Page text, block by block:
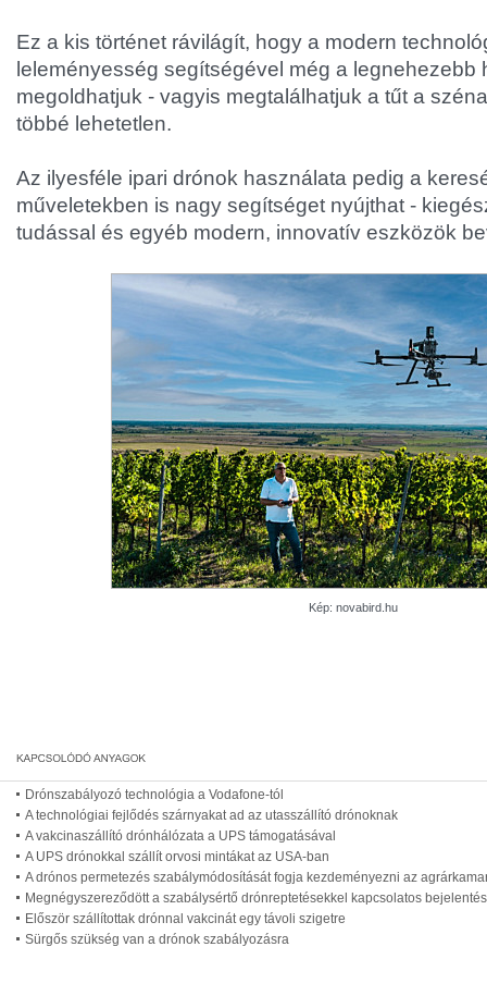
Ez a kis történet rávilágít, hogy a modern
leleményesség segítségével még a legnehezebb
megoldhatjuk - vagyis megtalálhatjuk a tűt a
többé lehetetlen.
Az ilyesféle ipari drónok használata pedig a
műveletekben is nagy segítséget nyújthat -
tudással és egyéb modern, innovatív eszközök
Kép: novabird.hu
Drónszabályozó technológia a Vodafone-tól
A technológiai fejlődés szárnyakat ad az utasszállító drónoknak
A vakcinaszállító drónhálózata a UPS támogatásával
A UPS drónokkal szállít orvosi mintákat az USA-ban
A drónos permetezés szabálymódosítását fogja kezdeményezni az
Megnégyszereződött a szabálysértő drónreptetésekkel kapcsolatos
Először szállítottak drónnal vakcinát egy távoli szigetre
Sürgős szükség van a drónok szabályozásra